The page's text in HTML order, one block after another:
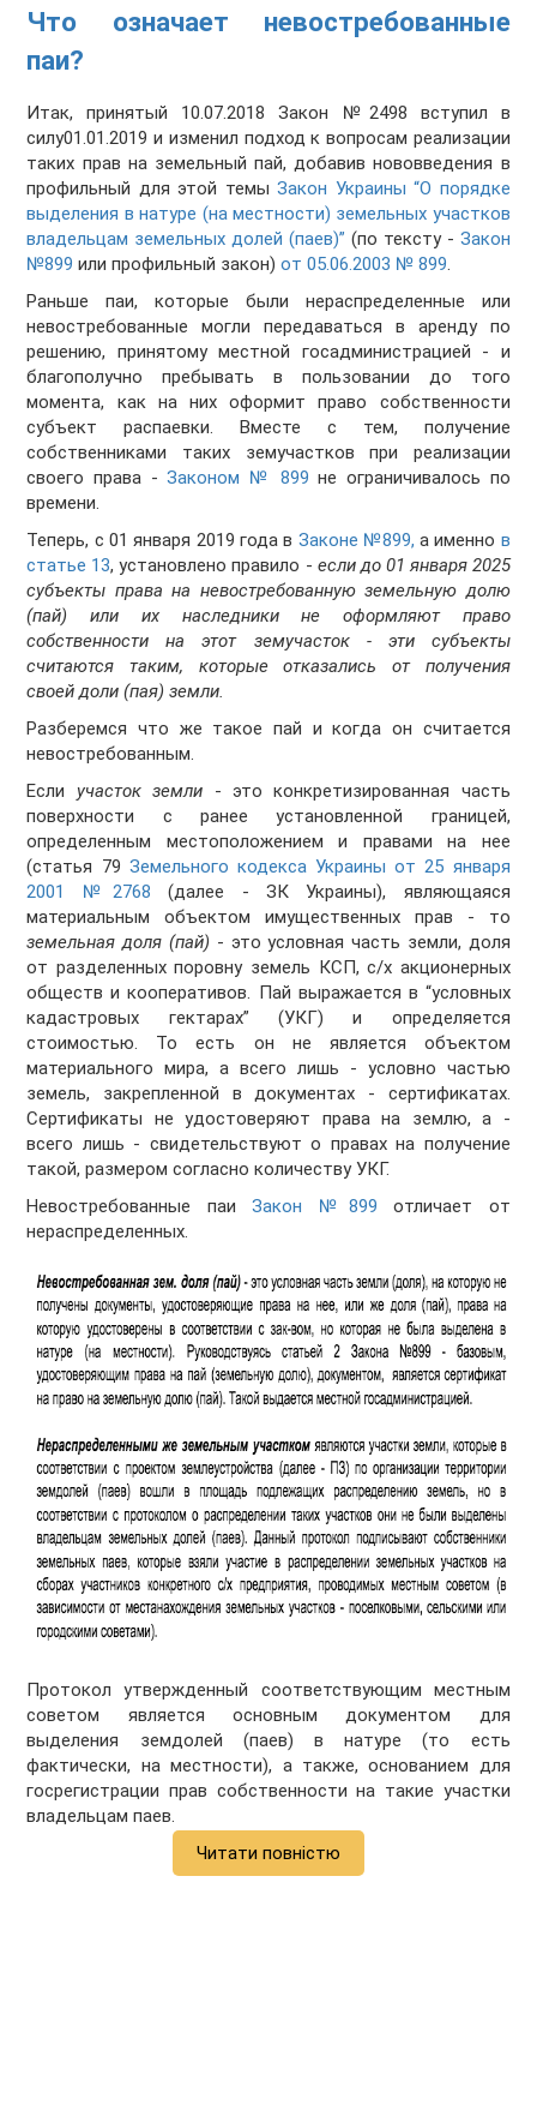
Что означает невостребованные
паи?
Итак, принятый 10.07.2018 Закон №2498 вступил в
силу01.01.2019 и изменил подход к вопросам реализации
таких прав на земельный пай, добавив нововведения в
профильный для этой темыЗакон Украины “О порядке
выделения в натуре (на местности) земельных участков
владельцам земельных долей (паев)” (по тексту - Закон
№899 или профильный закон)от 05.06.2003 № 899.
Раньше паи, которые были нераспределенные или
невостребованные могли передаваться в аренду по
решению, принятому местной госадминистрацией - и
благополучно пребывать в пользовании до того
момента, как на них оформит право собственности
субъект распаевки. Вместе с тем, получение
собственниками таких земучастков при реализации
своего права -Законом № 899не ограничивалось по
времени.
Теперь, с 01 января 2019 года в Законе №899, а именно в
статье 13, установлено правило - если до 01 января 2025
субъекты права на невостребованную земельную долю
(пай) или их наследники не оформляют право
собственности на этот земучасток - эти субъекты
считаются таким, которые отказались от получения
своей доли (пая) земли.
Разберемся что же такое пай и когда он считается
невостребованным.
Если участок земли - это конкретизированная часть
поверхности с ранее установленной границей,
определенным местоположением и правами на нее
(статья 79 Земельного кодекса Украины от 25 января
2001 №2768 (далее - ЗК Украины), являющаяся
материальным объектом имущественных прав - то
земельная доля (пай) - это условная часть земли, доля
от разделенных поровну земель КСП, с/х акционерных
обществ и кооперативов. Пай выражается в “условных
кадастровых гектарах” (УКГ) и определяется
стоимостью. То есть он не является объектом
материального мира, а всего лишь - условно частью
земель, закрепленной в документах - сертификатах.
Сертификаты не удостоверяют права на землю, а -
всего лишь - свидетельствуют о правах на получение
такой, размером согласно количеству УКГ.
Невостребованные паиЗакон №899отличает от
нераспределенных.
Протокол утвержденный соответствующим местным
советом является основным документом для
выделения земдолей (паев) в натуре (то есть
фактически, на местности), а также, основанием для
госрегистрации прав собственности на такие участки
владельцам паев.
Читати повністю